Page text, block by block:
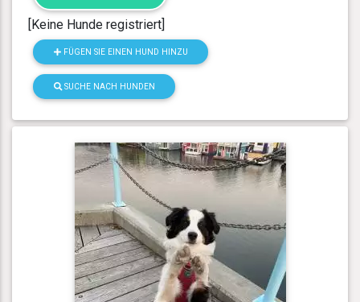
[Keine Hunde registriert]
FÜGEN SIE EINEN HUND HINZU
SUCHE NACH HUNDEN